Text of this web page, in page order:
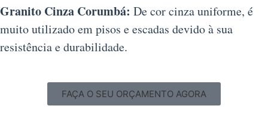
Granito Cinza Corumbá: De cor cinza uniforme, é
muito utilizado em pisos e escadas devido à sua
resistência e durabilidade.
FAÇA O SEU ORÇAMENTO AGORA